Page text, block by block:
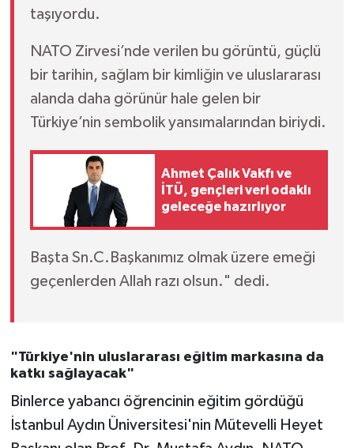
taşıyordu.
NATO Zirvesi’nde verilen bu görüntü, güçlü
bir tarihin, sağlam bir kimliğin ve uluslararası
alanda daha görünür hale gelen bir
Türkiye’nin sembolik yansımalarından biriydi.
Ahmet Çalık Vakfı ve
İTÜ, gençleri veri odaklı
geleceğe hazırlıyor
Başta Sn.C.Başkanımız olmak üzere emeği
geçenlerden Allah razı olsun." dedi.
"Türkiye'nin uluslararası eğitim markasına da
katkı sağlayacak"
Binlerce yabancı öğrencinin eğitim gördüğü
İstanbul Aydın Üniversitesi'nin Mütevelli Heyet